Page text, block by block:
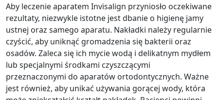
Aby leczenie aparatem Invisalign przyniosło oczekiwane
rezultaty, niezwykle istotne jest dbanie o higienę jamy
ustnej oraz samego aparatu. Nakładki należy regularnie
czyścić, aby uniknąć gromadzenia się bakterii oraz
osadów. Zaleca się ich mycie wodą i delikatnym mydłem
lub specjalnymi środkami czyszczącymi
przeznaczonymi do aparatów ortodontycznych. Ważne
jest również, aby unikać używania gorącej wody, która